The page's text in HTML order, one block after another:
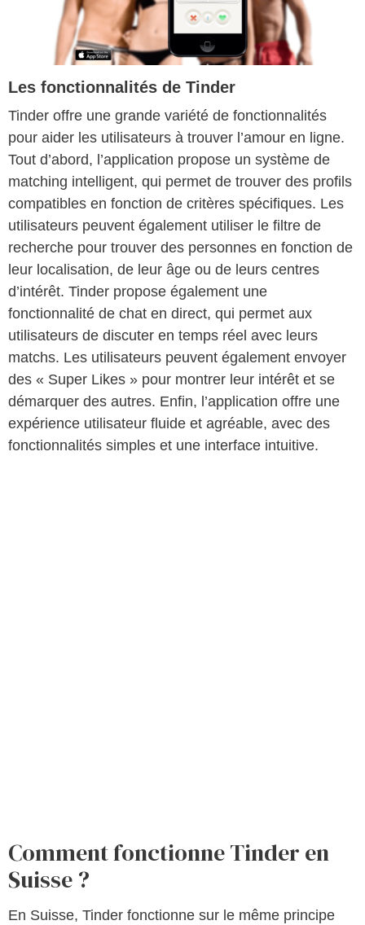
Les fonctionnalités de Tinder
Tinder offre une grande variété de fonctionnalités
pour aider les utilisateurs à trouver l’amour en ligne.
Tout d’abord, l’application propose un système de
matching intelligent, qui permet de trouver des profils
compatibles en fonction de critères spécifiques. Les
utilisateurs peuvent également utiliser le filtre de
recherche pour trouver des personnes en fonction de
leur localisation, de leur âge ou de leurs centres
d’intérêt. Tinder propose également une
fonctionnalité de chat en direct, qui permet aux
utilisateurs de discuter en temps réel avec leurs
matchs. Les utilisateurs peuvent également envoyer
des « Super Likes » pour montrer leur intérêt et se
démarquer des autres. Enfin, l’application offre une
expérience utilisateur fluide et agréable, avec des
fonctionnalités simples et une interface intuitive.
Comment fonctionne Tinder en
Suisse ?
En Suisse, Tinder fonctionne sur le même principe